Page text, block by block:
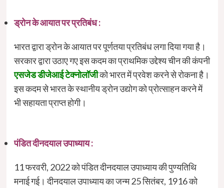
ड्रोन के आयात पर प्रतिबंध :
भारत द्वारा ड्रोन के आयात पर पूर्णतया प्रतिबंध लगा दिया गया है।
सरकार द्वारा उठाए गए इस कदम का प्राथमिक उद्देश्य चीन की कंपनी
एसजेड डीजेआई टेक्नोलॉजीको भारत में प्रवेश करने से रोकना है।
इस कदम से भारत के स्थानीय ड्रोन उद्योग को प्रोत्साहन करने में
भी सहायता प्राप्त होगी।
पंडित दीनदयाल उपाध्याय :
11 फरवरी, 2022 को पंडित दीनदयाल उपाध्याय की पुण्यतिथि
मनाई गई। दीनदयाल उपाध्याय का जन्म 25 सितंबर, 1916 को